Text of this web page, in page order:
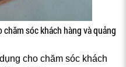
sóc khách hàng và quảng
cho chăm sóc khách